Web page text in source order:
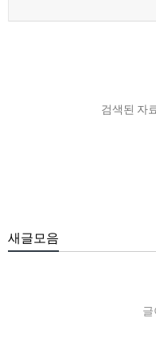
검색된 자
새글모음
글